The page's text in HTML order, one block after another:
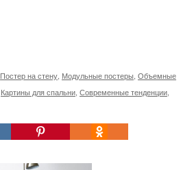
Постер на стену Модульные постеры Объемные
Картины для спальни Современные тенденции